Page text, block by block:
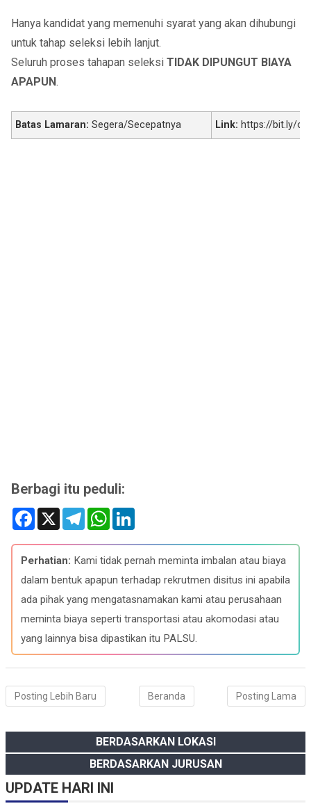
Hanya kandidat yang memenuhi syarat yang akan dihubungi
untuk tahap seleksi lebih lanjut.
Seluruh proses tahapan seleksi TIDAK DIPUNGUT BIAYA
APAPUN.
Batas Lamaran: Segera/Secepatnya Link: https://bit.ly/
Berbagi itu peduli:
F
e
b
o
o
X
T
e
e
g
r
a
W
t
s
A
p
k
e
d
I
Perhatian: Kami tidak pernah meminta imbalan atau biaya
dalam bentuk apapun terhadap rekrutmen disitus ini apabila
ada pihak yang mengatasnamakan kami atau perusahaan
meminta biaya seperti transportasi atau akomodasi atau
yang lainnya bisa dipastikan itu PALSU.
Posting Lebih Baru Posting Lama
Beranda
BERDASARKAN LOKASI
BERDASARKAN JURUSAN
UPDATE HARI INI